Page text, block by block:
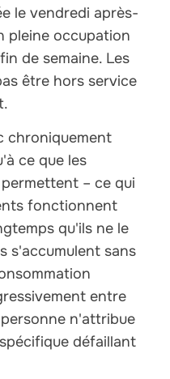
le vendredi après-
pleine occupation
de semaine. Les
être hors service
chroniquement
ce que les
– ce qui
fonctionnent
qu'ils ne le
s'accumulent sans
entre
n'attribue
défaillant